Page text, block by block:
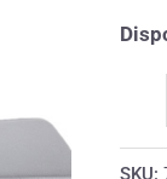
SKU: